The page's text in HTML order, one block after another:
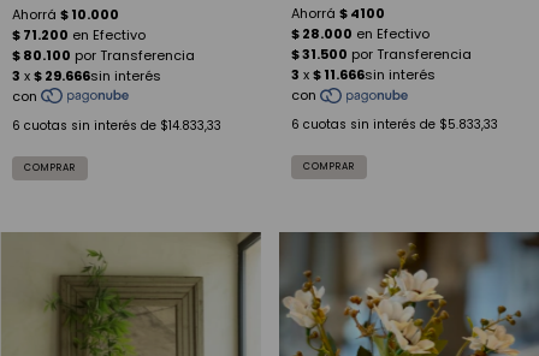
6 cuotas sin interés de $14.833,33 6 cuotas sin interés de $5.833,33